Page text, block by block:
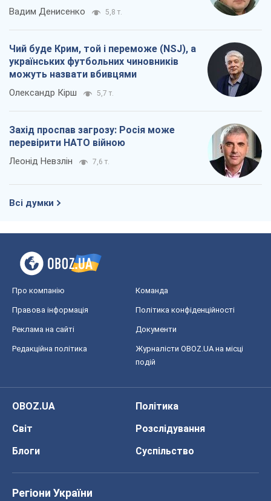
Вадим Денисенко 5,8 т.
Чий буде Крим, той і переможе (NSJ), а
українських футбольних чиновників
можуть назвати вбивцями
Олександр Кірш 5,7 т.
Захід проспав загрозу: Росія може
перевірити НАТО війною
Леонід Невзлін 7,6 т.
Всі думки
Про компанію Команда
Правова інформація Політика конфіденційності
Реклама на сайті Документи
Редакційна політика
Журналісти OBOZ.UA на місці
подій
OBOZ.UA
Політика
Світ
Розслідування
Блоги
Суспільство
Регіони України